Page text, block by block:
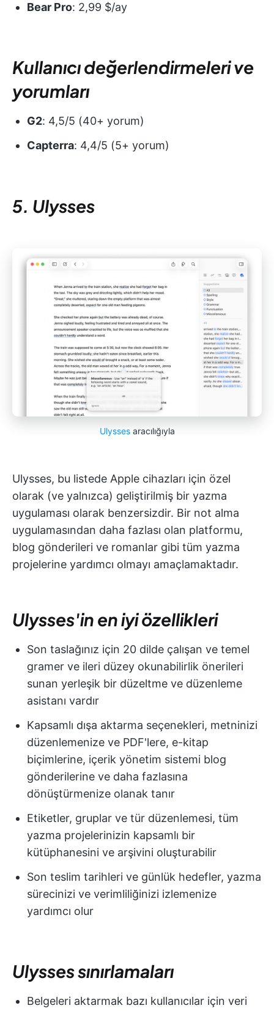
Bear Pro: 2,99 $/ay
Kullanıcı değerlendirmeleri ve
yorumları
G2: 4,5/5 (40+ yorum)
Capterra: 4,4/5 (5+ yorum)
5. Ulysses
Ulyssesaracılığıyla
Ulysses, bu listede Apple cihazları için özel
olarak (ve yalnızca) geliştirilmiş bir yazma
uygulaması olarak benzersizdir. Bir not alma
uygulamasından daha fazlası olan platformu,
blog gönderileri ve romanlar gibi tüm yazma
projelerine yardımcı olmayı amaçlamaktadır.
Ulysses'in en iyi özellikleri
Son taslağınız için 20 dilde çalışan ve temel
gramer ve ileri düzey okunabilirlik önerileri
sunan yerleşik bir düzeltme ve düzenleme
asistanı vardır
Kapsamlı dışa aktarma seçenekleri, metninizi
düzenlemenize ve PDF'lere, e-kitap
biçimlerine, içerik yönetim sistemi blog
gönderilerine ve daha fazlasına
dönüştürmenize olanak tanır
Etiketler, gruplar ve tür düzenlemesi, tüm
yazma projelerinizin kapsamlı bir
kütüphanesini ve arşivini oluşturabilir
Son teslim tarihleri ve günlük hedefler, yazma
sürecinizi ve verimliliğinizi izlemenize
yardımcı olur
Ulysses sınırlamaları
Belgeleri aktarmak bazı kullanıcılar için veri